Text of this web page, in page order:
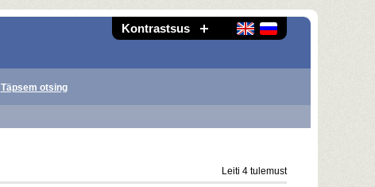
Kontrastsus
Täpsem otsing
Leiti 4 tulemust